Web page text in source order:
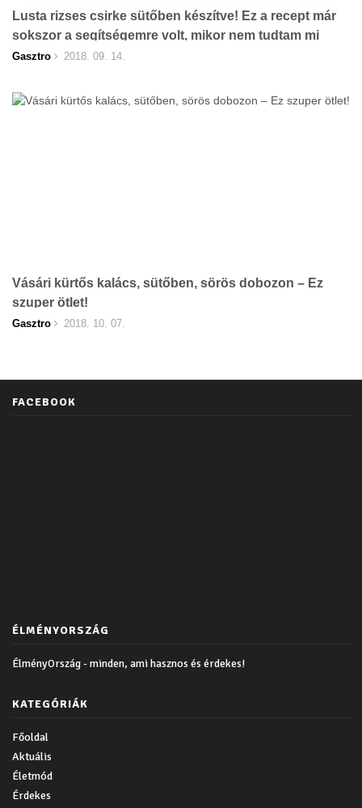
Lusta rizses csirke sütőben készítve! Ez a recept már
sokszor a segítségemre volt, mikor nem tudtam mi
legyen az ebéd!
Gasztro 2018. 09. 14.
Vásári kürtős kalács, sütőben, sörös dobozon – Ez
szuper ötlet!
Gasztro 2018. 10. 07.
FACEBOOK
ÉLMÉNYORSZÁG
ÉlményOrszág - minden, ami hasznos és érdekes!
KATEGÓRIÁK
Főoldal
Aktuális
Életmód
Érdekes